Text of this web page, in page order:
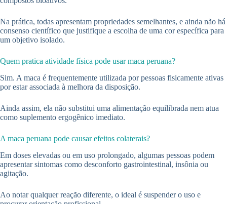
Na prática, todas apresentam propriedades semelhantes, e ainda não há
consenso científico que justifique a escolha de uma cor específica para
um objetivo isolado.
Quem pratica atividade física pode usar maca peruana?
Sim. A maca é frequentemente utilizada por pessoas fisicamente ativas
por estar associada à melhora da disposição.
Ainda assim, ela não substitui uma alimentação equilibrada nem atua
como suplemento ergogênico imediato.
A maca peruana pode causar efeitos colaterais?
Em doses elevadas ou em uso prolongado, algumas pessoas podem
apresentar sintomas como desconforto gastrointestinal, insônia ou
agitação.
Ao notar qualquer reação diferente, o ideal é suspender o uso e